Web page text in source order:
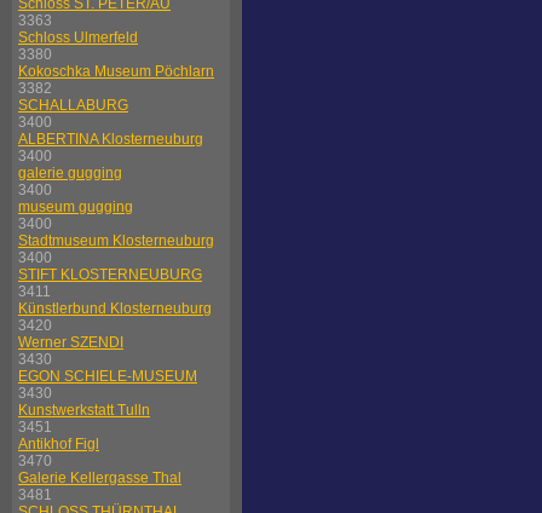
Schloss ST. PETER/AU
3363
Schloss Ulmerfeld
3380
Kokoschka Museum Pöchlarn
3382
SCHALLABURG
3400
ALBERTINA Klosterneuburg
3400
galerie gugging
3400
museum gugging
3400
Stadtmuseum Klosterneuburg
3400
STIFT KLOSTERNEUBURG
3411
Künstlerbund Klosterneuburg
3420
Werner SZENDI
3430
EGON SCHIELE-MUSEUM
3430
Kunstwerkstatt Tulln
3451
Antikhof Figl
3470
Galerie Kellergasse Thal
3481